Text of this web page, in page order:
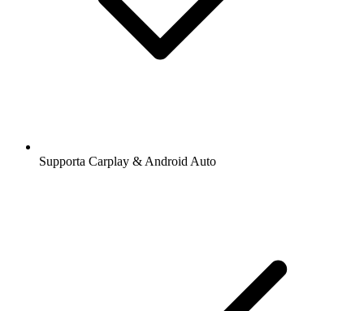
Supporta Carplay & Android Auto